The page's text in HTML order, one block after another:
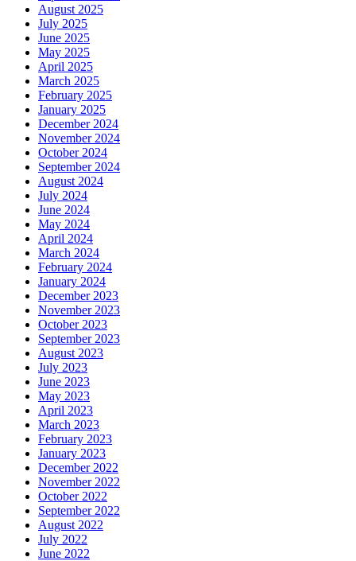
August 2025
July 2025
June 2025
May 2025
April 2025
March 2025
February 2025
January 2025
December 2024
November 2024
October 2024
September 2024
August 2024
July 2024
June 2024
May 2024
April 2024
March 2024
February 2024
January 2024
December 2023
November 2023
October 2023
September 2023
August 2023
July 2023
June 2023
May 2023
April 2023
March 2023
February 2023
January 2023
December 2022
November 2022
October 2022
September 2022
August 2022
July 2022
June 2022